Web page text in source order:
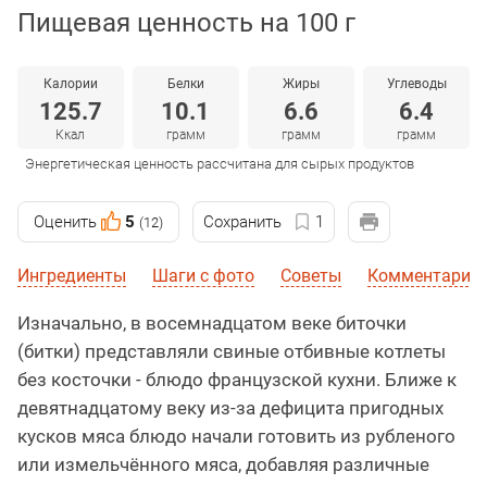
Пищевая ценность на 100 г
Калории
125.7
Ккал
Белки
10.1
грамм
Жиры
6.6
грамм
Углеводы
6.4
грамм
Энергетическая ценность рассчитана для сырых продуктов
Оценить 5 (12) Сохранить 1
Ингредиенты Шаги с фото Советы Комментарии
Изначально, в восемнадцатом веке биточки
(битки) представляли свиные отбивные котлеты
без косточки - блюдо французской кухни. Ближе к
девятнадцатому веку из-за дефицита пригодных
кусков мяса блюдо начали готовить из рубленого
или измельчённого мяса, добавляя различные